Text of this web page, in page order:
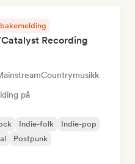
Recording
Countrymusikk
på
Indie-folk
Indie-pop
Postpunk